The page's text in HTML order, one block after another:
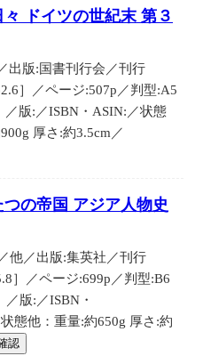
ドイツの世紀末 第３
出版:国書刊行会／刊行
］／ページ:507p／判型:A5
／版:／ISBN・ASIN:／状態
厚さ:約3.5cm／
の帝国 アジア人物史
他／出版:集英社／刊行
］／ページ:699p／判型:B6
版:／ISBN・
態他：重量:約650g 厚さ:約
認